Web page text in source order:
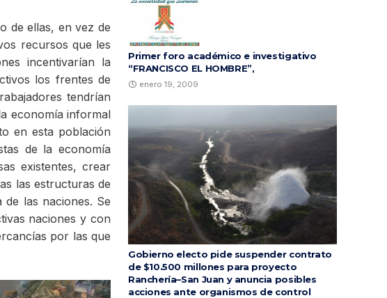
de ellas, en vez de
recursos que les
incentivarían la
los frentes de
tendrían
economía informal
en esta población
de la economía
existentes, crear
las estructuras de
las naciones. Se
naciones y con
por las que
Primer foro académico e investigativo
“FRANCISCO EL HOMBRE”,
enero 19, 2009
Gobierno electo pide suspender contrato
de $10.500 millones para proyecto
Ranchería–San Juan y anuncia posibles
acciones ante organismos de control